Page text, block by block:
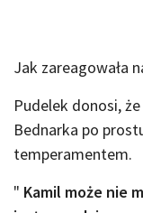
Jak zareagowała
Pudelek donosi,
Bednarka po
temperamentem.
" Kamil może nie